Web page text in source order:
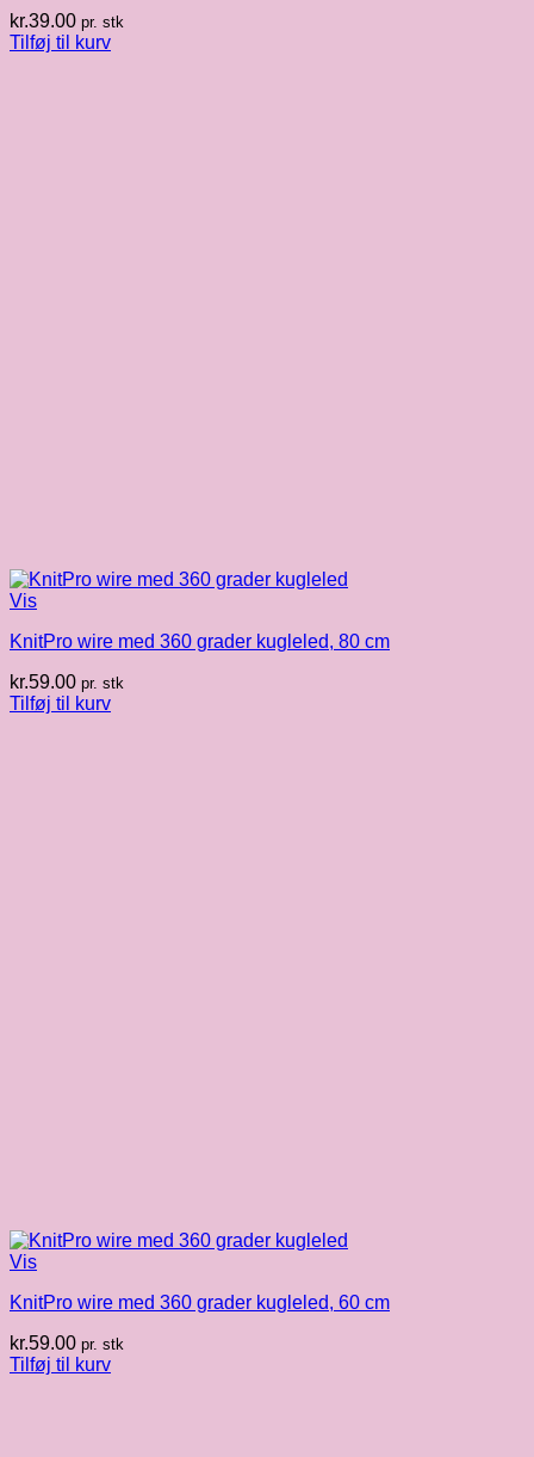
kr.39.00 pr. stk
Tilføj til kurv
Vis
KnitPro wire med 360 grader kugleled, 80 cm
kr.59.00 pr. stk
Tilføj til kurv
Vis
KnitPro wire med 360 grader kugleled, 60 cm
kr.59.00 pr. stk
Tilføj til kurv